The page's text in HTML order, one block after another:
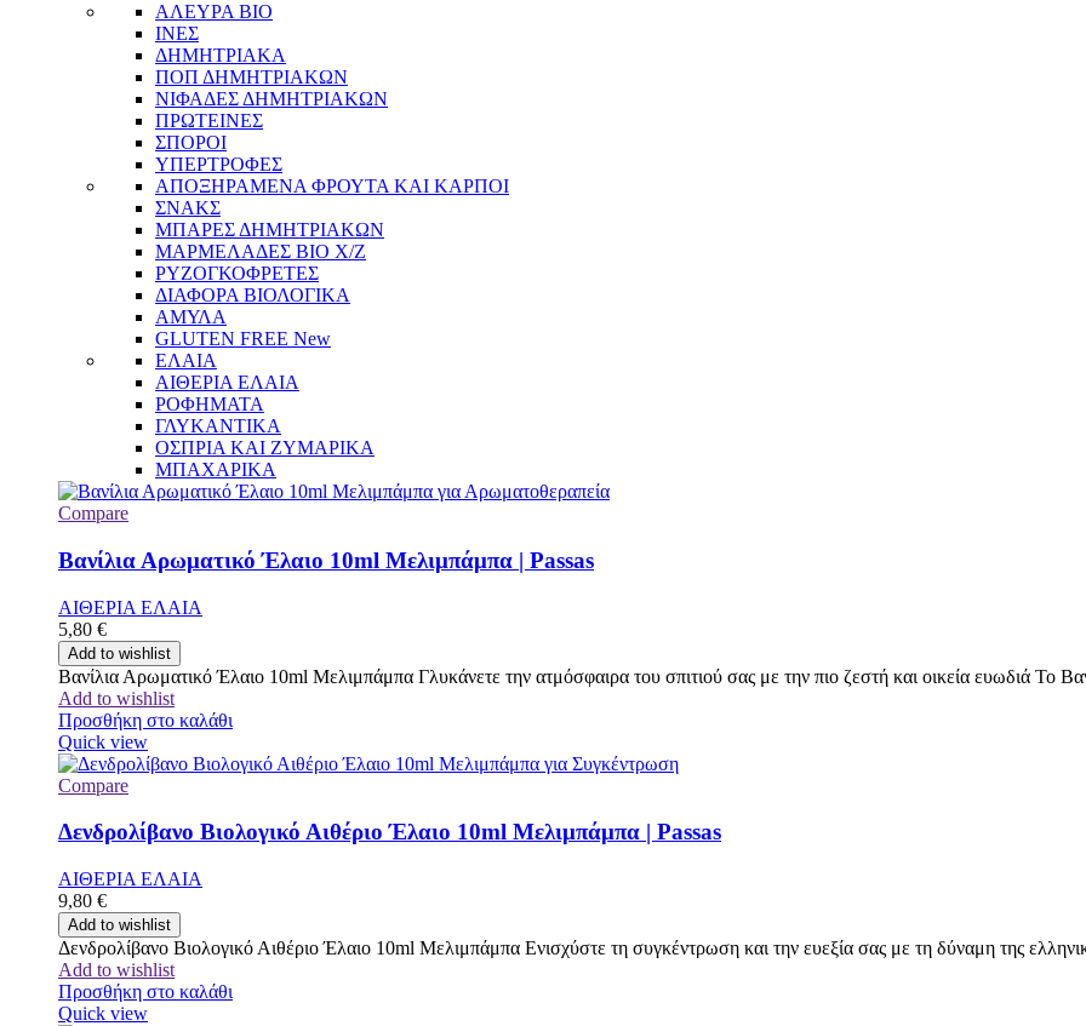
ΑΛΕΥΡΑ BIO
ΙΝΕΣ
ΔΗΜΗΤΡΙΑΚΑ
ΠΟΠ ΔΗΜΗΤΡΙΑΚΩΝ
ΝΙΦΑΔΕΣ ΔΗΜΗΤΡΙΑΚΩΝ
ΠΡΩΤΕΙΝΕΣ
ΣΠΟΡΟΙ
ΥΠΕΡΤΡΟΦΕΣ
ΑΠΟΞΗΡΑΜΕΝΑ ΦΡΟΥΤΑ ΚΑΙ ΚΑΡΠΟΙ
ΣΝΑΚΣ
ΜΠΑΡΕΣ ΔΗΜΗΤΡΙΑΚΩΝ
ΜΑΡΜΕΛΑΔΕΣ BIO Χ/Ζ
ΡΥΖΟΓΚΟΦΡΕΤΕΣ
ΔΙΑΦΟΡΑ ΒΙΟΛΟΓΙΚΑ
ΑΜΥΛΑ
GLUTEN FREE New
ΕΛΑΙΑ
ΑΙΘΕΡΙΑ ΕΛΑΙΑ
ΡΟΦΗΜΑΤΑ
ΓΛΥΚΑΝΤΙΚΑ
ΟΣΠΡΙΑ ΚΑΙ ΖΥΜΑΡΙΚΑ
ΜΠΑΧΑΡΙΚΑ
Compare
Βανίλια Αρωματικό Έλαιο 10ml Μελιμπάμπα | Passas
ΑΙΘΕΡΙΑ ΕΛΑΙΑ
5,80 €
Add to wishlist
Βανίλια Αρωματικό Έλαιο 10ml Μελιμπάμπα Γλυκάνετε την ατμόσφαιρα του σπιτιού σας με την πιο ζεστή και οικεία ευωδιά Το
Add to wishlist
Προσθήκη στο καλάθι
Quick view
Compare
Δενδρολίβανο Βιολογικό Αιθέριο Έλαιο 10ml Μελιμπάμπα | Passas
ΑΙΘΕΡΙΑ ΕΛΑΙΑ
9,80 €
Add to wishlist
Δενδρολίβανο Βιολογικό Αιθέριο Έλαιο 10ml Μελιμπάμπα Ενισχύστε τη συγκέντρωση και την ευεξία σας με τη δύναμη της
Add to wishlist
Προσθήκη στο καλάθι
Quick view